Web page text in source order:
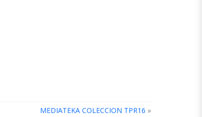
MEDIATEKA COLECCION TPR16 »